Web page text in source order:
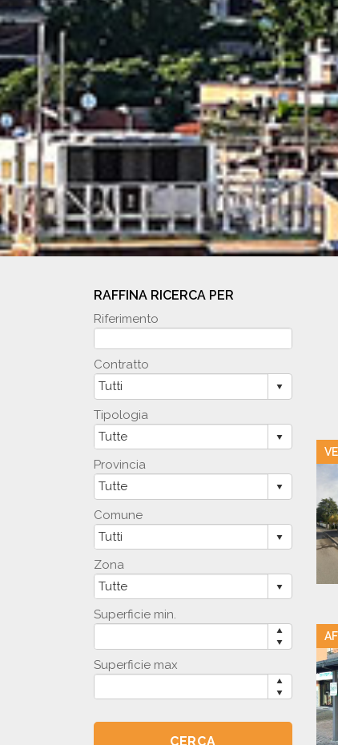
RAFFINA RICERCA PER
Riferimento
Contratto
Tipologia
Provincia
Comune
Zona
Superficie min.
Superficie max